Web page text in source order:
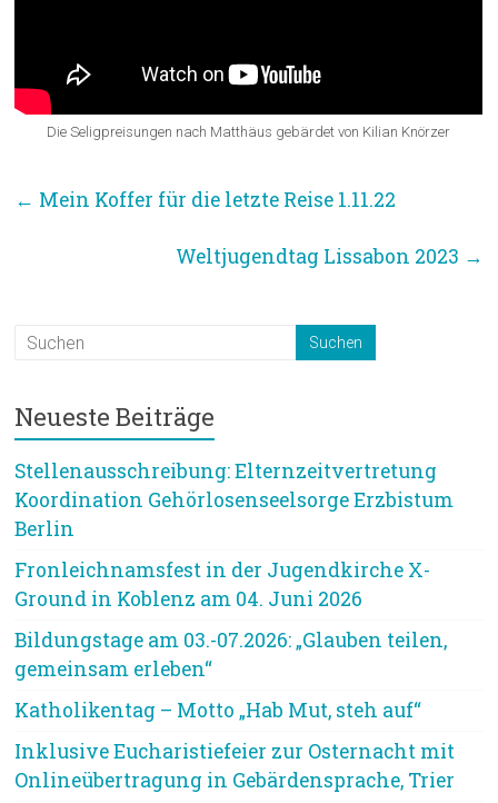
Die Seligpreisungen nach Matthäus gebärdet von Kilian Knörzer
← Mein Koffer für die letzte Reise 1.11.22
Weltjugendtag Lissabon 2023 →
Neueste Beiträge
Stellenausschreibung: Elternzeitvertretung
Koordination Gehörlosenseelsorge Erzbistum
Berlin
Fronleichnamsfest in der Jugendkirche X-
Ground in Koblenz am 04. Juni 2026
Bildungstage am 03.-07.2026: „Glauben teilen,
gemeinsam erleben“
Katholikentag – Motto „Hab Mut, steh auf“
Inklusive Eucharistiefeier zur Osternacht mit
Onlineübertragung in Gebärdensprache, Trier